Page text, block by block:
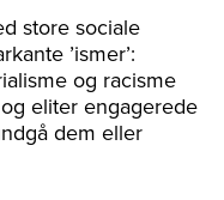
store sociale
’ismer’:
og racisme
eliter engagerede
dem eller